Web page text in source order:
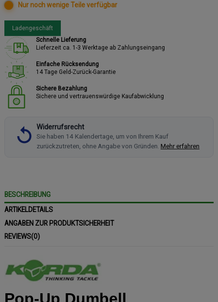
Nur noch wenige Teile verfügbar
Ladengeschäft
Schnelle Lieferung
Lieferzeit ca. 1-3 Werktage ab Zahlungseingang
Einfache Rücksendung
14 Tage Geld-Zurück-Garantie
Sichere Bezahlung
Sichere und vertrauenswürdige Kaufabwicklung
Widerrufsrecht
Sie haben 14 Kalendertage, um von Ihrem Kauf
zurückzutreten, ohne Angabe von Gründen. Mehr erfahren
BESCHREIBUNG
ARTIKELDETAILS
ANGABEN ZUR PRODUKTSICHERHEIT
REVIEWS(0)